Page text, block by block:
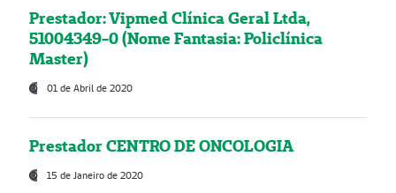
Prestador: Vipmed Clínica Geral Ltda,
51004349-0 (Nome Fantasia: Policlínica
Master)
01 de Abril de 2020
Prestador CENTRO DE ONCOLOGIA
15 de Janeiro de 2020